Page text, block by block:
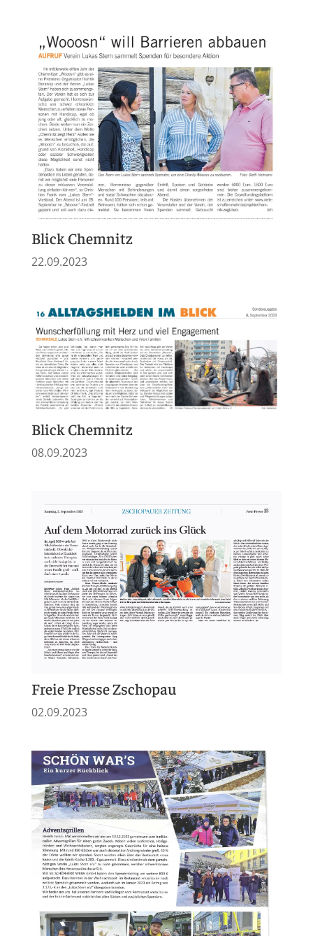
Blick Chemnitz
22.09.2023
Blick Chemnitz
08.09.2023
Freie Presse Zschopau
02.09.2023